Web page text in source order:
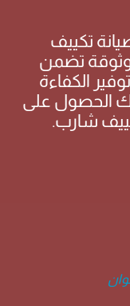
تكييف
تضمن
الكفاءة
الحصول على
شارب.